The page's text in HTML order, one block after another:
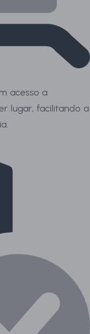
acesso a
lugar, facilitando a